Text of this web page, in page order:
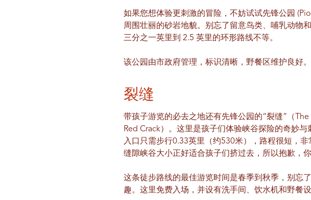
如果您想体验更刺激的冒险，不妨试试先锋公园
周围壮丽的砂岩地貌。别忘了留意鸟类、哺乳动物
三分之一英里到 2.5 英里的环形路线不等。
该公园由市政府管理，标识清晰，野餐区维护良好
裂缝
带孩子游览的必去之地还有先锋公园的“裂缝”（
Red Crack）。这里是孩子们体验峡谷探险的奇妙
入口只需步行0.33英里（约530米），路程很短，
缝隙峡谷大小正好适合孩子们挤过去，所以抱歉，
这条徒步路线的最佳游览时间是春季到秋季，别忘
趣。这里免费入场，并设有洗手间、饮水机和野餐设